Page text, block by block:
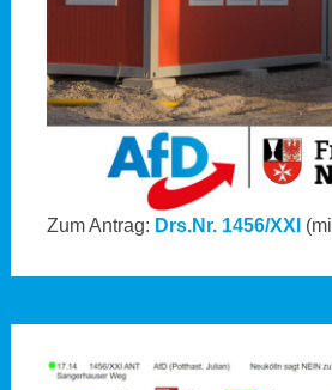
Zum Antrag: Drs.Nr. 1456/XXI